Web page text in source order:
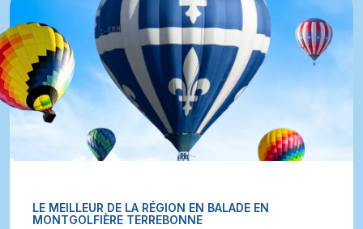
LE MEILLEUR DE LA RÉGION EN BALADE EN
MONTGOLFIÈRE TERREBONNE